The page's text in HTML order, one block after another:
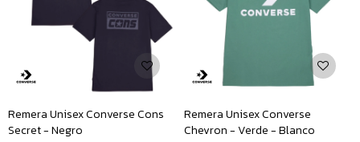
Remera Unisex Converse Cons
Secret - Negro
Remera Unisex Converse
Chevron - Verde - Blanco